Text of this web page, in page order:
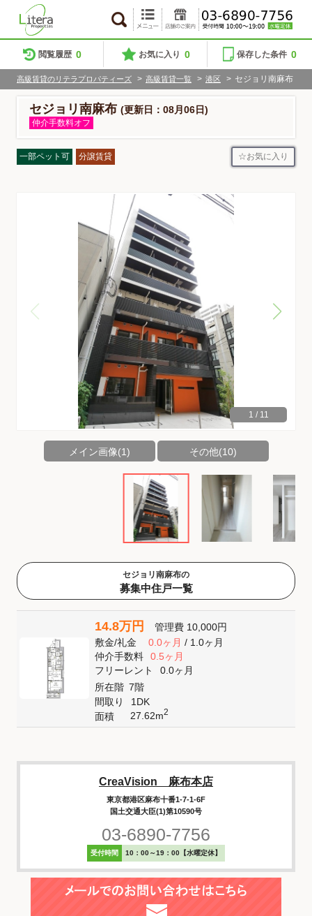
閲覧履歴 0 お気に入り 0 保存した条件 0
高級賃貸のリテラプロパティーズ > 高級賃貸一覧 > 港区 > セジョリ南麻布
セジョリ南麻布 (更新日：08月06日)
仲介手数料オフ
一部ペット可 分譲賃貸 お気に入り
1 / 11
メイン画像(1) その他(10)
セジョリ南麻布の
募集中住戸一覧
14.8万円 管理費 10,000円
敷金/礼金 0.0ヶ月/ 1.0ヶ月
仲介手数料
0.5ヶ月
フリーレント
0.0ヶ月
所在階 7階
間取り
1DK
面積
27.62m2
CreaVision 麻布本店
東京都港区麻布十番1-7-1-6F
国土交通大臣(1)第10590号
03-6890-7756
受付時間 10：00～19：00【水曜定休】